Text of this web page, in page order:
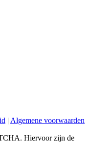
| Algemene voorwaarden
Hiervoor zijn de